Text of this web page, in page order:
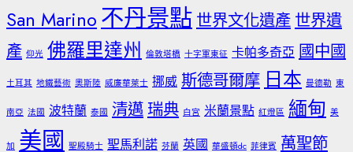
San Marino 不丹景點 世界文化遺產 世界遺
產 仰光 佛羅里達州 倫敦塔橋 十字軍東征 卡帕多奇亞 國中國
土耳其 地鐵藝術 奧斯陸 威廉華萊士 挪威 斯德哥爾摩 日本 曼德勒 東
南亞 法國 波特蘭 泰國 清邁 瑞典 白宮 米蘭景點 紅燈區 緬甸 美
加 美國 聖殿騎士 聖馬利諾 芬蘭 英國 華盛頓dc 菲律賓 萬聖節